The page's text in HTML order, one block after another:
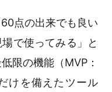
点の出来でも良い
で使ってみる」と
限の機能（MVP：
けを備えたツール